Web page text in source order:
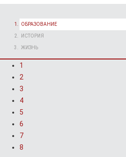
ОБРАЗОВАНИЕ
ИСТОРИЯ
ЖИЗНЬ
1
2
3
4
5
6
7
8